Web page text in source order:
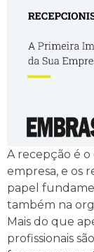
A recepção é
empresa, e os
papel
também na
Mais do que
profissionais